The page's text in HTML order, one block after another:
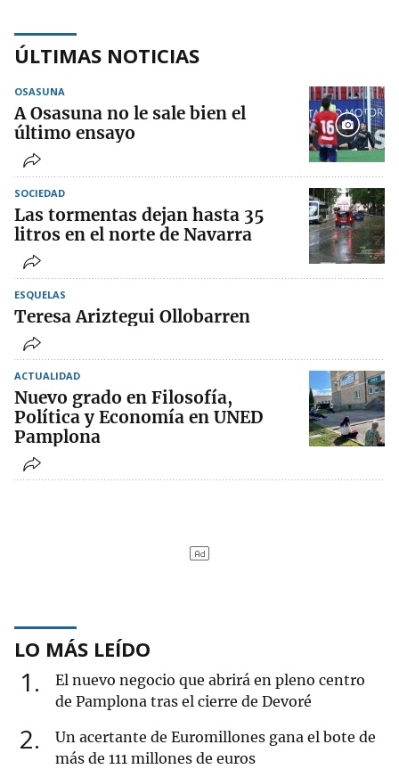
ÚLTIMAS NOTICIAS
OSASUNA
A Osasuna no le sale bien el
último ensayo
SOCIEDAD
Las tormentas dejan hasta 35
litros en el norte de Navarra
ESQUELAS
Teresa Ariztegui Ollobarren
ACTUALIDAD
Nuevo grado en Filosofía,
Política y Economía en UNED
Pamplona
LO MÁS LEÍDO
1
El nuevo negocio que abrirá en pleno centro
de Pamplona tras el cierre de Devoré
2
Un acertante de Euromillones gana el bote de
más de 111 millones de euros